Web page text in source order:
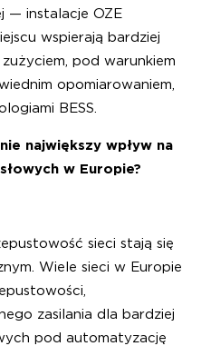
— instalacje OZE
wspierają bardziej
pod warunkiem
opomiarowaniem,
BESS.
największy wpływ na
w Europie?
sieci stają się
Wiele sieci w Europie
zasilania dla bardziej
pod automatyzację